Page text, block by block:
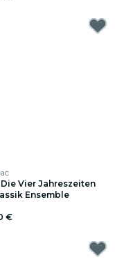
Vier Jahreszeiten
Ensemble
€